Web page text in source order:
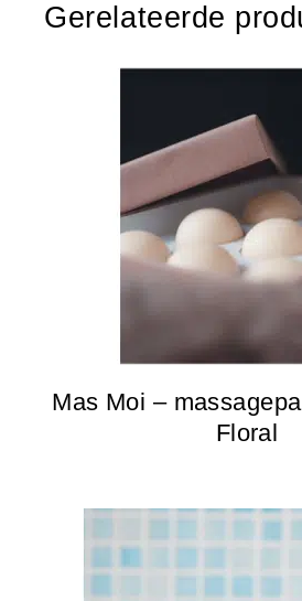
Gerelateerde
Mas Moi –
Floral